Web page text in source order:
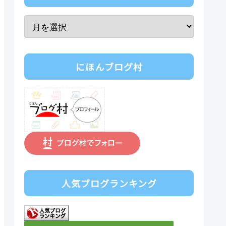
にほんブログ村
人気ブログランキング